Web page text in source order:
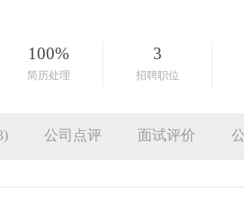
100%
简历处理
3
招聘职位
公司点评 面试评价